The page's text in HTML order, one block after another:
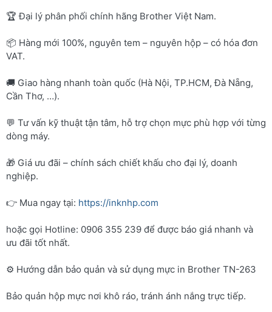
🏆 Đại lý phân phối chính hãng Brother Việt Nam.
📦 Hàng mới 100%, nguyên tem – nguyên hộp – có hóa đơn
VAT.
🚚 Giao hàng nhanh toàn quốc (Hà Nội, TP.HCM, Đà Nẵng,
Cần Thơ, …).
💬 Tư vấn kỹ thuật tận tâm, hỗ trợ chọn mực phù hợp với từng
dòng máy.
🎁 Giá ưu đãi – chính sách chiết khấu cho đại lý, doanh
nghiệp.
👉 Mua ngay tại: https://inknhp.com
hoặc gọi Hotline: 0906 355 239 để được báo giá nhanh và
ưu đãi tốt nhất.
⚙️ Hướng dẫn bảo quản và sử dụng mực in Brother TN-263
Bảo quản hộp mực nơi khô ráo, tránh ánh nắng trực tiếp.